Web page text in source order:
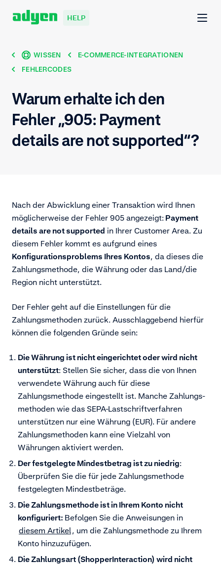
HELP
WISSEN
E-COMMERCE-INTEGRATIONEN
FEHLERCODES
Warum erhalte ich den
Fehler „905: Payment
details are not supported“?
Nach der Abwicklung einer Transaktion wird Ihnen
möglicherweise der Fehler 905 angezeigt: Payment
details are not supported in Ihrer Customer Area. Zu
diesem Fehler kommt es aufgrund eines
Konfigurationsproblems Ihres Kontos, da dieses die
Zahlungsmethode, die Währung oder das Land/die
Region nicht unterstützt.
Der Fehler geht auf die Einstellungen für die
Zahlungsmethoden zurück. Ausschlaggebend hierfür
können die folgenden Gründe sein:
Die Währung ist nicht eingerichtet oder wird nicht
unterstützt: Stellen Sie sicher, dass die von Ihnen
verwendete Währung auch für diese
Zahlungsmethode eingestellt ist. Manche Zahlungs­­­
methoden wie das SEPA-Lastschriftverfahren
unterstützen nur eine Währung (EUR). Für andere
Zahlungsmethoden kann eine Vielzahl von
Währungen aktiviert werden.
Der festgelegte Mindestbetrag ist zu niedrig:
Überprüfen Sie die für jede Zahlungsmethode
festgelegten Mindestbeträge.
Die Zahlungsmethode ist in Ihrem Konto nicht
konfiguriert: Befolgen Sie die Anweisungen in
diesem Artikel, um die Zahlungsmethode zu Ihrem
Konto hinzuzufügen.
Die Zahlungsart (ShopperInteraction) wird nicht